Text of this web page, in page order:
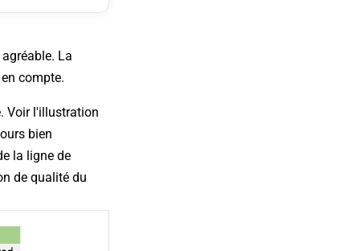
La
compte.
Voir l'illustration
bien
la ligne de
de qualité du